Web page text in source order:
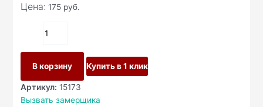
Цена: 175 руб.
В корзину Купить в 1 клик
Артикул: 15173
Вызвать замерщика